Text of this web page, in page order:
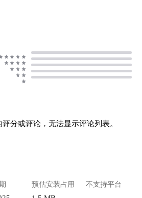
分或评论，无法显示评论列表。
预估安装占用 不支持平台